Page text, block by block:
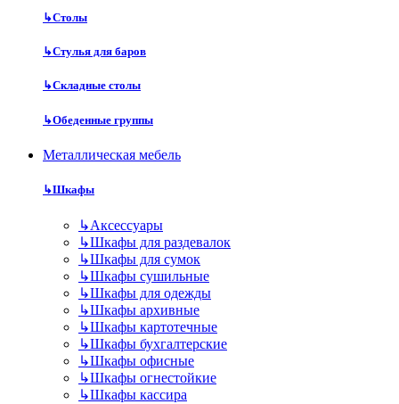
↳Столы
↳Стулья для баров
↳Складные столы
↳Обеденные группы
Металлическая мебель
↳Шкафы
↳Аксессуары
↳Шкафы для раздевалок
↳Шкафы для сумок
↳Шкафы сушильные
↳Шкафы для одежды
↳Шкафы архивные
↳Шкафы картотечные
↳Шкафы бухгалтерские
↳Шкафы офисные
↳Шкафы огнестойкие
↳Шкафы кассира